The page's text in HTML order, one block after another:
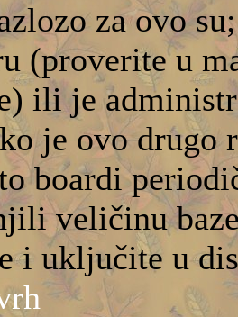
za ovo
(proverite u
ili je
je ovo drugo
boardi
veličinu
i uključite u